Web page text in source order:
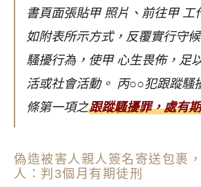
書頁面張貼甲 照片、前往甲 工
如附表所示方式，反覆實行守
騷擾行為，使甲 心生畏佈，足
活或社會活動。 丙○○犯跟蹤騷
條第一項之跟蹤騷擾罪，處有
偽造被害人親人簽名寄送包裹
人：判3個月有期徒刑